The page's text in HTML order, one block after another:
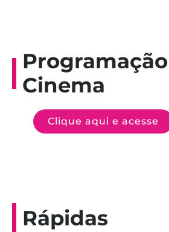
Programação
Cinema
Clique aqui e acesse
Rápidas